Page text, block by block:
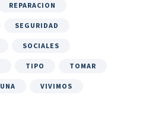
REPARACION
SEGURIDAD
SOCIALES
TIPO TOMAR
UNA VIVIMOS